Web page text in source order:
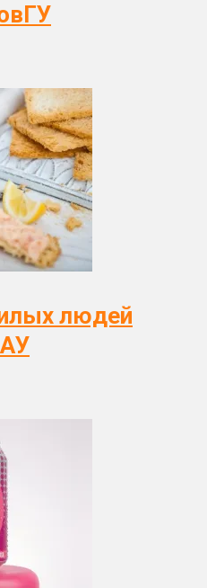
людей